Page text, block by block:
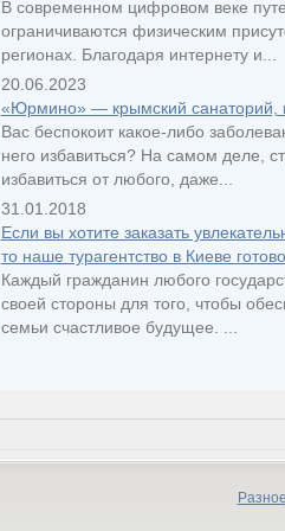
В современном цифровом веке
ограничиваются физическим
регионах. Благодаря интернету и...
20.06.2023
«Юрмино» — крымский санаторий,
Вас беспокоит какое-либо
него избавиться? На самом деле,
избавиться от любого, даже...
31.01.2018
Если вы хотите заказать
то наше турагентство в Киеве
Каждый гражданин любого
своей стороны для того, чтобы
семьи счастливое будущее. ...
Разное